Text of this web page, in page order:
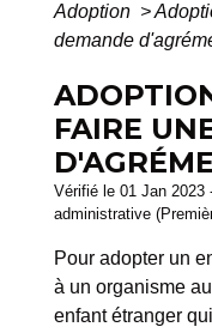
Adoption >
demande
FAIRE
Vérifié le 01 Jan 2023
administrative
Pour adopter un
à un organisme
enfant étranger